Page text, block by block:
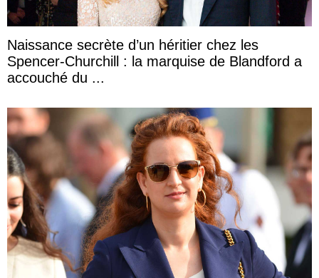
Naissance secrète d’un héritier chez les
Spencer-Churchill : la marquise de Blandford a
accouché du ...